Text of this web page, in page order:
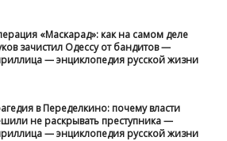
«Маскарад»: как на самом деле
зачистил Одессу от бандитов —
— энциклопедия русской жизни
в Переделкино: почему власти
не раскрывать преступника —
— энциклопедия русской жизни